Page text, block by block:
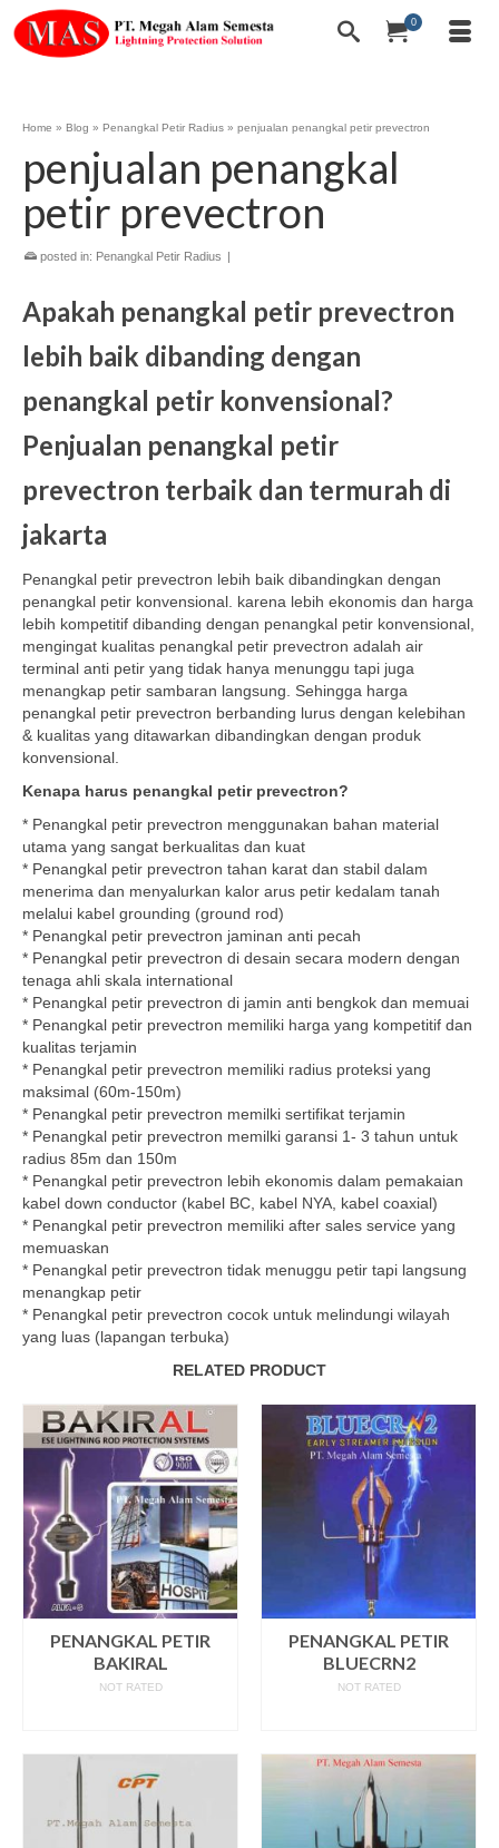
0
Home » Blog » Penangkal Petir Radius » penjualan penangkal petir prevectron
penjualan penangkal
petir prevectron
posted in: Penangkal Petir Radius |
Apakah penangkal petir prevectron
lebih baik dibanding dengan
penangkal petir konvensional?
Penjualan penangkal petir
prevectron terbaik dan termurah di
jakarta
Penangkal petir prevectron lebih baik dibandingkan dengan
penangkal petir konvensional. karena lebih ekonomis dan harga
lebih kompetitif dibanding dengan penangkal petir konvensional,
mengingat kualitas penangkal petir prevectron adalah air
terminal anti petir yang tidak hanya menunggu tapi juga
menangkap petir sambaran langsung. Sehingga harga
penangkal petir prevectron berbanding lurus dengan kelebihan
& kualitas yang ditawarkan dibandingkan dengan produk
konvensional.
Kenapa harus penangkal petir prevectron?
* Penangkal petir prevectron menggunakan bahan material
utama yang sangat berkualitas dan kuat
* Penangkal petir prevectron tahan karat dan stabil dalam
menerima dan menyalurkan kalor arus petir kedalam tanah
melalui kabel grounding (ground rod)
* Penangkal petir prevectron jaminan anti pecah
* Penangkal petir prevectron di desain secara modern dengan
tenaga ahli skala international
* Penangkal petir prevectron di jamin anti bengkok dan memuai
* Penangkal petir prevectron memiliki harga yang kompetitif dan
kualitas terjamin
* Penangkal petir prevectron memiliki radius proteksi yang
maksimal (60m-150m)
* Penangkal petir prevectron memilki sertifikat terjamin
* Penangkal petir prevectron memilki garansi 1- 3 tahun untuk
radius 85m dan 150m
* Penangkal petir prevectron lebih ekonomis dalam pemakaian
kabel down conductor (kabel BC, kabel NYA, kabel coaxial)
* Penangkal petir prevectron memiliki after sales service yang
memuaskan
* Penangkal petir prevectron tidak menuggu petir tapi langsung
menangkap petir
* Penangkal petir prevectron cocok untuk melindungi wilayah
yang luas (lapangan terbuka)
RELATED PRODUCT
PENANGKAL PETIR
BAKIRAL
NOT RATED
PENANGKAL PETIR
BLUECRN2
NOT RATED